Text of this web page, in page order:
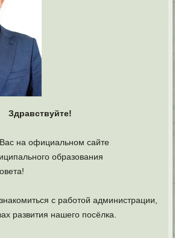
Здравствуйте!
Вас на официальном сайте
образования
с работой администрации,
развития нашего посёлка.